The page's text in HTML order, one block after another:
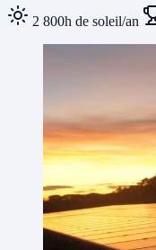
2 800h de soleil/an